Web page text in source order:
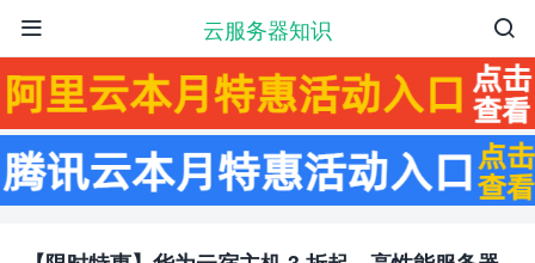
云服务器知识 
